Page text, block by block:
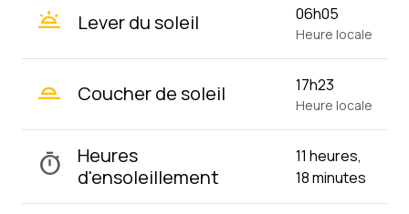
Heure locale
wb_twilight_2 17h23
Heure locale
Heures
d'ensoleillement
11 heures,
18 minutes